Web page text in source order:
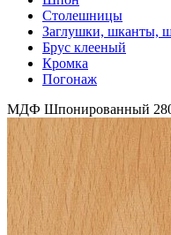
Столешницы
Заглушки, шканты,
Брус клееный
Кромка
Погонаж
МДФ Шпонированный